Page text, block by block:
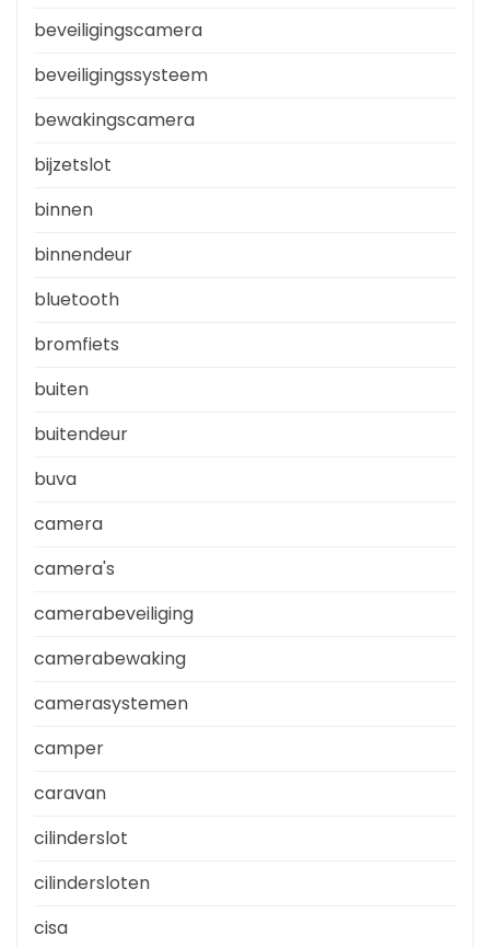
beveiligingscamera
beveiligingssysteem
bewakingscamera
bijzetslot
binnen
binnendeur
bluetooth
bromfiets
buiten
buitendeur
buva
camera
camera's
camerabeveiliging
camerabewaking
camerasystemen
camper
caravan
cilinderslot
cilindersloten
cisa